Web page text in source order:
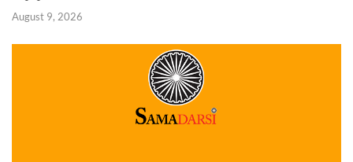
August 9, 2026